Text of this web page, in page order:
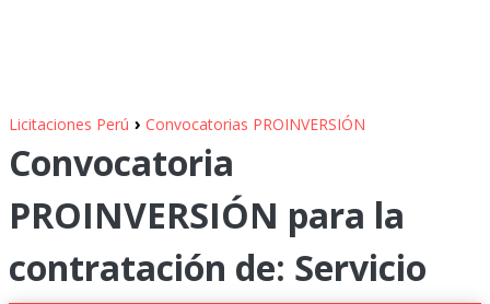
Licitaciones Perú › Convocatorias PROINVERSIÓN
Convocatoria
PROINVERSIÓN para la
contratación de: Servicio